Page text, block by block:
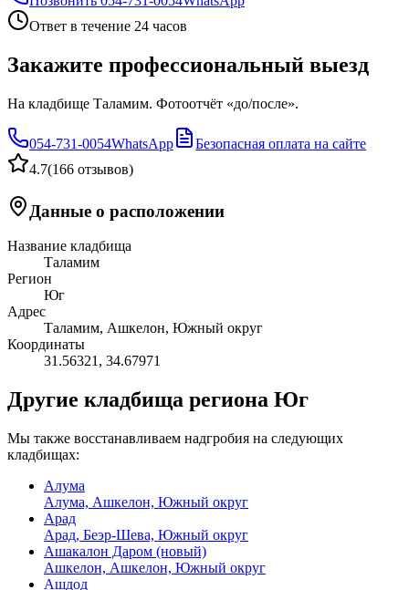
Ответ в течение 24 часов
Закажите профессиональный выезд
На кладбище Таламим. Фотоотчёт «до/после».
054-731-0054WhatsApp
Безопасная оплата на сайте
4.7(166 отзывов)
Данные о расположении
Название кладбища
Таламим
Регион
Юг
Адрес
Таламим, Ашкелон, Южный округ
Координаты
31.56321 , 34.67971
Другие кладбища региона Юг
Мы также восстанавливаем надгробия на следующих
кладбищах:
Алума
Алума, Ашкелон, Южный округ
Арад
Арад, Беэр-Шева, Южный округ
Ашакалон Даром (новый)
Ашкелон, Ашкелон, Южный округ
Ашдод